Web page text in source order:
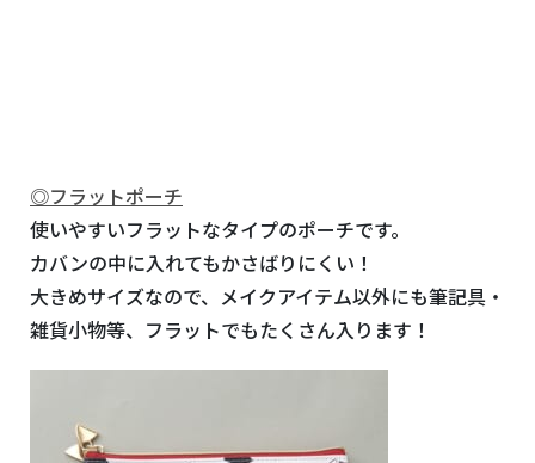
◎フラットポーチ
使いやすいフラットなタイプのポーチです。
カバンの中に入れてもかさばりにくい！
大きめサイズなので、メイクアイテム以外にも筆記具・
雑貨小物等、フラットでもたくさん入ります！